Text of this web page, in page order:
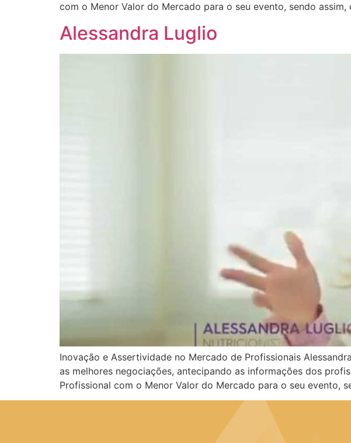
com o Menor Valor do Mercado para o seu evento, sendo
Alessandra Luglio
Inovação e Assertividade no Mercado de Profissionais
as melhores negociações, antecipando as informações dos
Profissional com o Menor Valor do Mercado para o seu evento,